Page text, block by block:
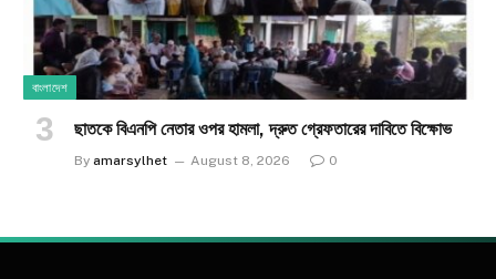
বাংলাদেশ
ছাতকে বিএনপি নেতার ওপর হামলা, দ্রুত গ্রেফতারের দাবিতে বিক্ষোভ
By amarsylhet August 8, 2026 0